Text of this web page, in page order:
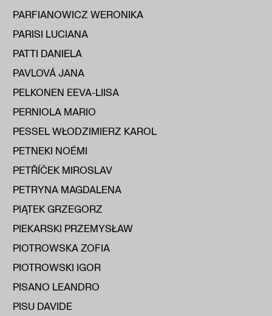
PARFIANOWICZ WERONIKA
PARISI LUCIANA
PATTI DANIELA
PAVLOVÁ JANA
PELKONEN EEVA-LIISA
PERNIOLA MARIO
PESSEL WŁODZIMIERZ KAROL
PETNEKI NOÉMI
PETŘÍČEK MIROSLAV
PETRYNA MAGDALENA
PIĄTEK GRZEGORZ
PIEKARSKI PRZEMYSŁAW
PIOTROWSKA ZOFIA
PIOTROWSKI IGOR
PISANO LEANDRO
PISU DAVIDE